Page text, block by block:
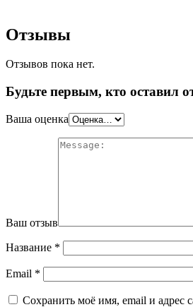
Отзывы
Отзывов пока нет.
Будьте первым, кто оставил
Ваша оценка
Ваш отзыв
Название *
Email *
Сохранить моё имя, email и адрес